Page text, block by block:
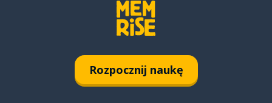
Rozpocznij naukę